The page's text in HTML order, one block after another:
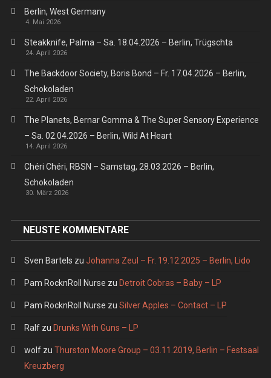
Berlin, West Germany
4. Mai 2026
Steakknife, Palma – Sa. 18.04.2026 – Berlin, Trügschta
24. April 2026
The Backdoor Society, Boris Bond – Fr. 17.04.2026 – Berlin,
Schokoladen
22. April 2026
The Planets, Bernar Gomma & The Super Sensory Experience
– Sa. 02.04.2026 – Berlin, Wild At Heart
14. April 2026
Chéri Chéri, RBSN – Samstag, 28.03.2026 – Berlin,
Schokoladen
30. März 2026
NEUSTE KOMMENTARE
Sven Bartels zu Johanna Zeul – Fr. 19.12.2025 – Berlin, Lido
Pam RocknRoll Nurse zu Detroit Cobras – Baby – LP
Pam RocknRoll Nurse zu Silver Apples – Contact – LP
Ralfzu Drunks With Guns – LP
wolfzu Thurston Moore Group – 03.11.2019, Berlin – Festsaal
Kreuzberg